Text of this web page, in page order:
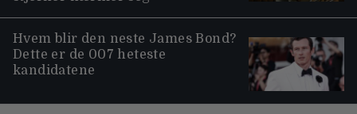
Hvem blir den neste James Bond?
Dette er de 007 heteste
kandidatene